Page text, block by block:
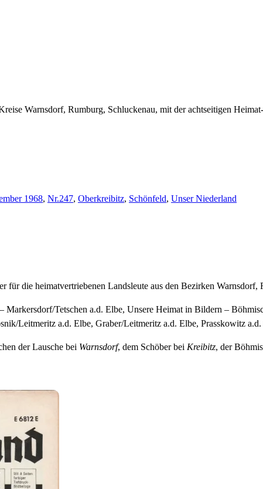
Warnsdorf, Rumburg, Schluckenau, mit der achtseitigen
1968, Nr.247, Oberkreibitz, Schönfeld, Unser Niederland
für die heimatvertriebenen Landsleute aus den Bezirken Warnsdorf,
Tetschen a.d. Elbe, Unsere Heimat in Bildern –
Leitmeritz a.d. Elbe, Graber/Leitmeritz a.d. Elbe, Prasskowitz
der Lausche bei Warnsdorf, dem Schöber bei Kreibitz, der